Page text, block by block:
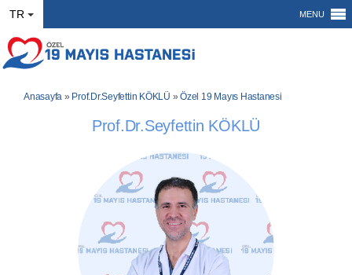
MENU
TR
Anasayfa » Prof.Dr.Seyfettin KÖKLÜ »Özel 19 Mayıs Hastanesi
Prof.Dr.Seyfettin KÖKLÜ